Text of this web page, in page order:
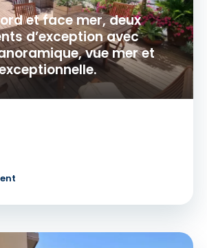
et face mer, deux
d’exception avec
vue mer et